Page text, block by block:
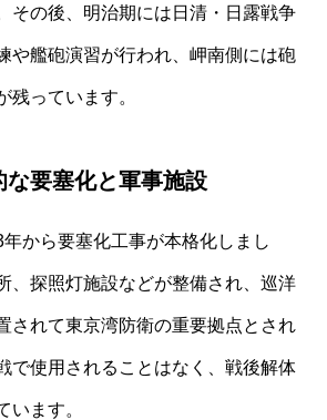
その後、明治期には日清・日露戦争
や艦砲演習が行われ、岬南側には砲
残っています。
な要塞化と軍事施設
から要塞化工事が本格化しまし
、探照灯施設などが整備され、巡洋
されて東京湾防衛の重要拠点とされ
で使用されることはなく、戦後解体
います。